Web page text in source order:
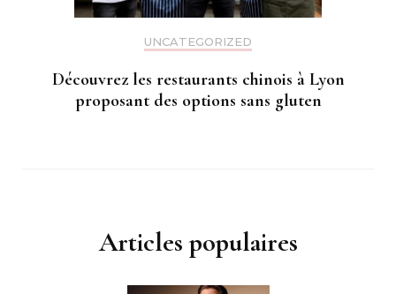
UNCATEGORIZED
Découvrez les restaurants chinois à Lyon
proposant des options sans gluten
Articles populaires